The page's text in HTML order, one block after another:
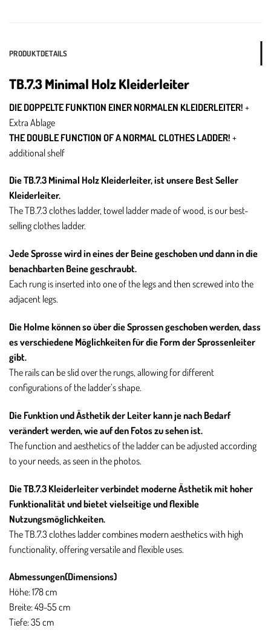
PRODUKTDETAILS
TB.7.3 Minimal Holz Kleiderleiter
DIE DOPPELTE FUNKTION EINER NORMALEN KLEIDERLEITER! +
Extra Ablage
THE DOUBLE FUNCTION OF A NORMAL CLOTHES LADDER! +
additional shelf
Die TB.7.3 Minimal Holz Kleiderleiter, ist unsere Best Seller
Kleiderleiter.
The TB.7.3 clothes ladder, towel ladder made of wood, is our best-
selling clothes ladder.
Jede Sprosse wird in eines der Beine geschoben und dann in die
benachbarten Beine geschraubt.
Each rung is inserted into one of the legs and then screwed into the
adjacent legs.
Die Holme können so über die Sprossen geschoben werden, dass
es verschiedene Möglichkeiten für die Form der Sprossenleiter
gibt.
The rails can be slid over the rungs, allowing for different
configurations of the ladder’s shape.
Die Funktion und Ästhetik der Leiter kann je nach Bedarf
verändert werden, wie auf den Fotos zu sehen ist.
The function and aesthetics of the ladder can be adjusted according
to your needs, as seen in the photos.
Die TB.7.3 Kleiderleiter verbindet moderne Ästhetik mit hoher
Funktionalität und bietet vielseitige und flexible
Nutzungsmöglichkeiten.
The TB.7.3 clothes ladder combines modern aesthetics with high
functionality, offering versatile and flexible uses.
Abmessungen(Dimensions)
Höhe: 178 cm
Breite: 49-55 cm
Tiefe: 35 cm